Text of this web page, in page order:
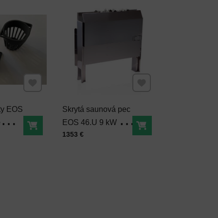
EOS
Do košíka
Pridať k Obľúbeným
Skrytá saunová pec
EOS 46.U 9 kW "za
stenu"
Cena s DPH
1353 € Do košíka